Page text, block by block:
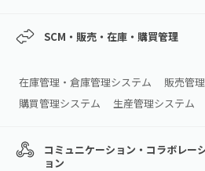
SCM・販売・在庫・購買管理
在庫管理・倉庫管理システム
販売管
購買管理システム
生産管理システム
コミュニケーション・コラボレー
ョン